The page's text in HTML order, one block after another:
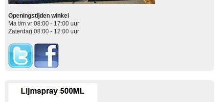
Openingstijden winkel
Ma t/m vr 08:00 - 17:00 uur
Zaterdag 08:00 - 12:00 uur